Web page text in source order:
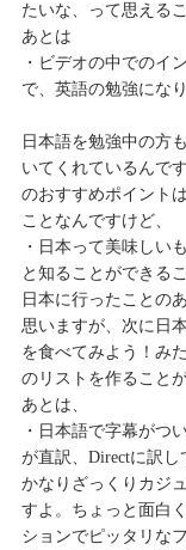
たいな、って思える
あとは
・ビデオの中でのイ
で、英語の勉強になり
日本語を勉強中の方
いてくれているんで
のおすすめポイント
ことなんですけど、
・日本って美味しい
と知ることができる
日本に行ったことの
思いますが、次に日
を食べてみよう！み
のリストを作ること
あとは、
・日本語で字幕がつ
が直訳、Directに訳し
かなりざっくりカジ
すよ。ちょっと面白
ションでピッタリな